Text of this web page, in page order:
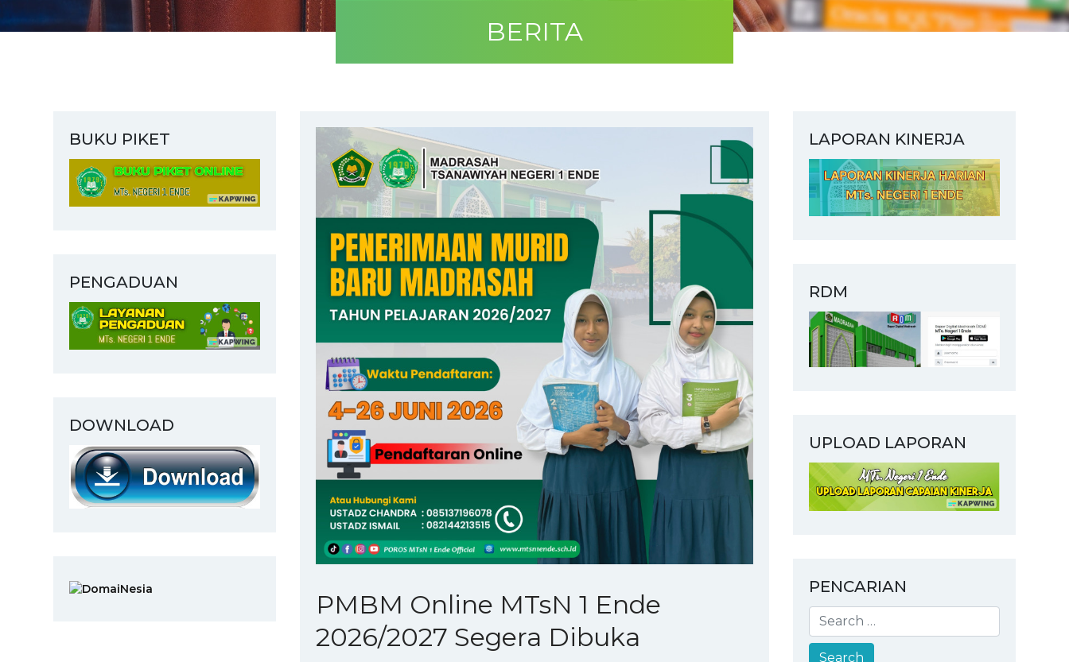
BERITA
BUKU PIKET
PENGADUAN
DOWNLOAD
PMBM Online MTsN 1 Ende
2026/2027 Segera Dibuka
LAPORAN KINERJA
RDM
UPLOAD LAPORAN
PENCARIAN